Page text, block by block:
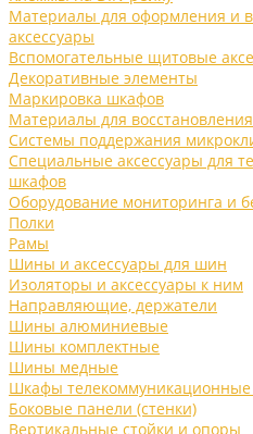
Материалы для оформления и
аксессуары
Вспомогательные щитовые
Декоративные элементы
Маркировка шкафов
Материалы для
Системы поддержания
Специальные аксессуары для
шкафов
Оборудование мониторинга и
Полки
Рамы
Шины и аксессуары для шин
Изоляторы и аксессуары к ним
Направляющие, держатели
Шины алюминиевые
Шины комплектные
Шины медные
Шкафы телекоммуникационные
Боковые панели (стенки)
Вертикальные стойки и опоры